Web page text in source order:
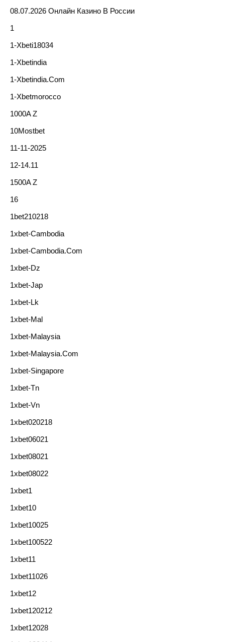
08.07.2026 Онлайн Казино В России
1
1-Xbeti18034
1-Xbetindia
1-Xbetindia.com
1-Xbetmorocco
1000A Z
10Mostbet
11-11-2025
12-14.11
1500A Z
16
1bet210218
1xbet-Cambodia
1xbet-Cambodia.com
1xbet-Dz
1xbet-Jap
1xbet-Lk
1xbet-Mal
1xbet-Malaysia
1xbet-Malaysia.com
1xbet-Singapore
1xbet-Tn
1xbet-Vn
1xbet020218
1xbet06021
1xbet08021
1xbet08022
1xbet1
1xbet10
1xbet10025
1xbet100522
1xbet11
1xbet11026
1xbet12
1xbet120212
1xbet12028